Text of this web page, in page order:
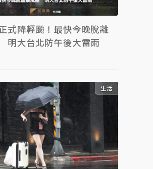
式降輕颱！最快今晚脫離
明大台北防午後大雷雨
生活